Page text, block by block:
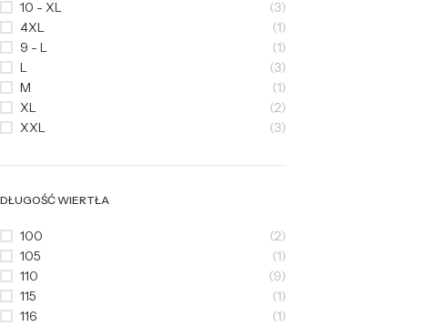
10 - XL
(3)
4XL
(1)
9 - L
(1)
L
(3)
M
(1)
XL
(2)
XXL
(3)
DŁUGOŚĆ WIERTŁA
100
(2)
105
(1)
110
(9)
115
(1)
116
(1)